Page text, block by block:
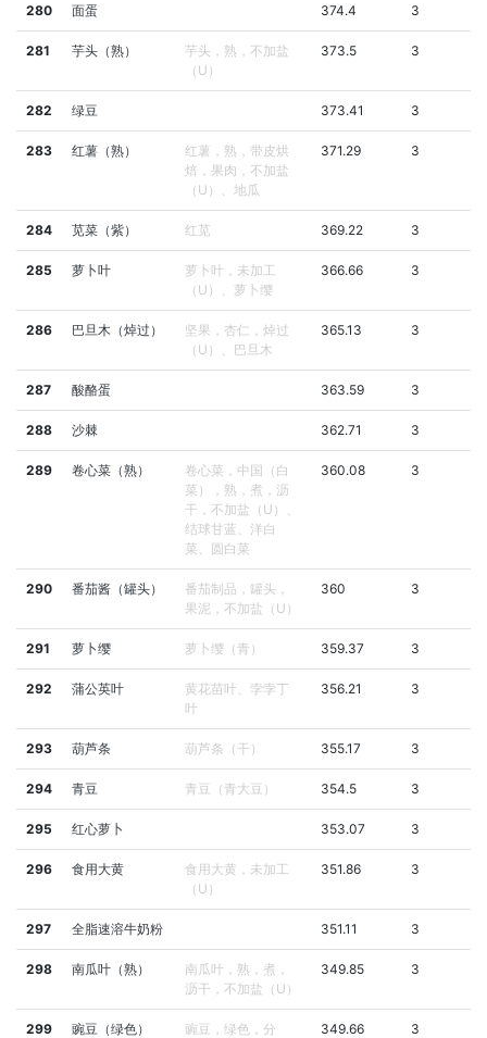
280 面蛋 374.4 3
281 芋头（熟）
芋头，熟，不加盐
（U）
373.5 3
282 绿豆 373.41 3
283 红薯（熟）
红薯，熟，带皮烘
焙，果肉，不加盐
（U）、地瓜
371.29 3
284 苋菜（紫） 红苋 369.22 3
285 萝卜叶
萝卜叶，未加工
（U）、萝卜缨
366.66 3
286 巴旦木（焯过）
坚果，杏仁，焯过
（U）、巴旦木
365.13 3
287 酸酪蛋 363.59 3
288 沙棘 362.71 3
289 卷心菜（熟）
卷心菜，中国（白
菜），熟，煮，沥
干，不加盐（U）、
结球甘蓝、洋白
菜、圆白菜
360.08 3
290 番茄酱（罐头）
番茄制品，罐头，
果泥，不加盐（U）
360 3
291 萝卜缨 萝卜缨（青） 359.37 3
292 蒲公英叶
黄花苗叶、孛孛丁
叶
356.21 3
293 葫芦条 葫芦条（干） 355.17 3
294 青豆 青豆（青大豆） 354.5 3
295 红心萝卜 353.07 3
296 食用大黄
食用大黄，未加工
（U）
351.86 3
297 全脂速溶牛奶粉 351.11 3
298 南瓜叶（熟）
南瓜叶，熟，煮，
沥干，不加盐（U）
349.85 3
299 豌豆（绿色）
豌豆，绿色，分
349.66 3